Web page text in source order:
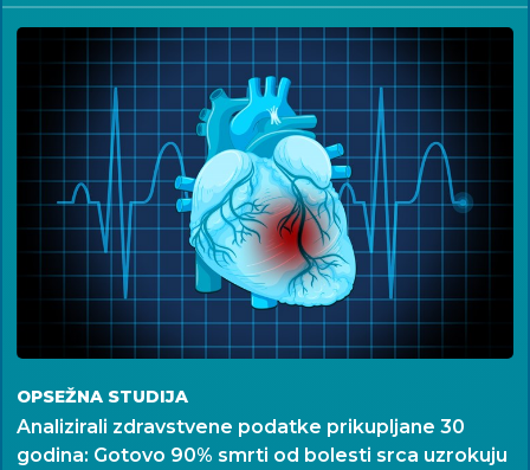
OPSEŽNA STUDIJA
Analizirali zdravstvene podatke prikupljane 30
godina: Gotovo 90% smrti od bolesti srca uzrokuju